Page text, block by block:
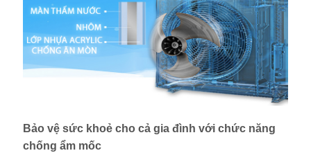
Bảo vệ sức khoẻ cho cả gia đình với chức năng
chống ẩm mốc